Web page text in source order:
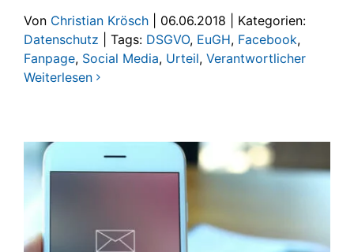
Von Christian Krösch 06.06.2018
Kategorien:
Datenschutz
Tags: DSGVO, EuGH, Facebook,
Fanpage, Social Media, Urteil, Verantwortlicher
Weiterlesen